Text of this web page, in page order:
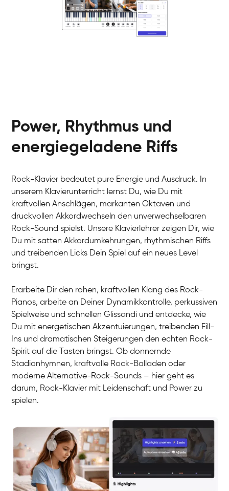
Klavier / Piano / Flügel
Klavier / Piano / Flügel
Klavier / Piano / Flügel
Klavier / Piano / Flügel
Power, Rhythmus und
energiegeladene Riffs
Rock-Klavier bedeutet pure Energie und Ausdruck. In
unserem Klavierunterricht lernst Du, wie Du mit
kraftvollen Anschlägen, markanten Oktaven und
druckvollen Akkordwechseln den unverwechselbaren
Rock-Sound spielst. Unsere Klavierlehrer zeigen Dir, wie
Du mit satten Akkordumkehrungen, rhythmischen Riffs
und treibenden Licks Dein Spiel auf ein neues Level
bringst.
Erarbeite Dir den rohen, kraftvollen Klang des Rock-
Pianos, arbeite an Deiner Dynamikkontrolle, perkussiven
Spielweise und schnellen Glissandi und entdecke, wie
Du mit energetischen Akzentuierungen, treibenden Fill-
Ins und dramatischen Steigerungen den echten Rock-
Spirit auf die Tasten bringst. Ob donnernde
Stadionhymnen, kraftvolle Rock-Balladen oder
moderne Alternative-Rock-Sounds – hier geht es
darum, Rock-Klavier mit Leidenschaft und Power zu
spielen.